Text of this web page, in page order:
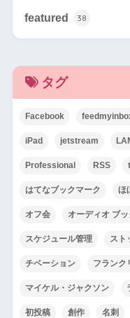
featured 38
タグ
Facebook
iPad jetstream
Professional RSS
はてなブックマーク ほ
オフ会 オーディオ ブッ
スケジュール管理 スト
チベーション フランク
マイケル・ジャクソン
初投稿 創作 名刺